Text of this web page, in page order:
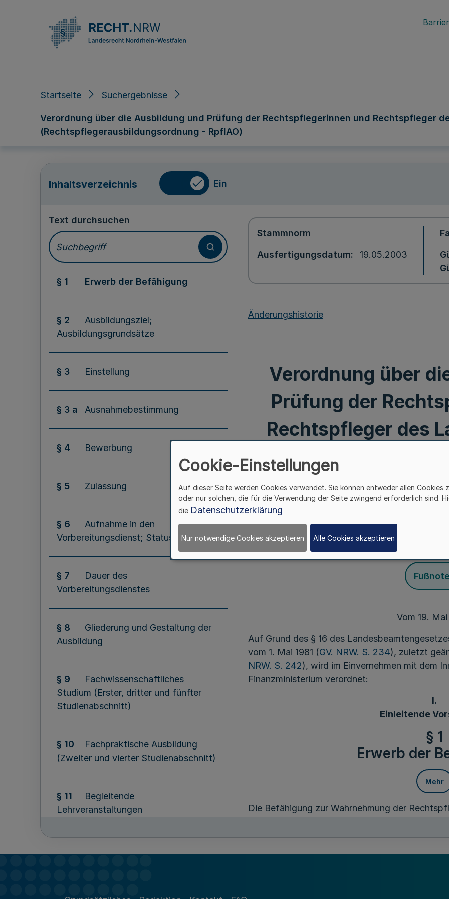
Startseite Suchergebnisse
Verordnung über die Ausbildung und Prüfung der Rechtspflegerinnen und Rechtspfleger
(Rechtspflegerausbildungsordnung - RpflAO)
Inhaltsverzeichnis Ein
Text durchsuchen
§ 1 Erwerb der Befähigung
§ 2
Ausbildungsziel;
Ausbildungsgrundsätze
§ 3 Einstellung
§ 3 a Ausnahmebestimmung
§ 4 Bewerbung
§ 5 Zulassung
§ 6
Aufnahme in den
Vorbereitungsdienst; Status
§ 7
Dauer des
Vorbereitungsdienstes
§ 8
Gliederung und Gestaltung der
Ausbildung
§ 9
Fachwissenschaftliches
Studium (Erster, dritter und fünfter
Studienabschnitt)
§ 10
Fachpraktische Ausbildung
(Zweiter und vierter Studienabschnitt)
§ 11
Begleitende
Lehrveranstaltungen
Stammnorm
Ausfertigungsdatum 19.05.2003
Änderungshistorie
Verordnung über
Prüfung der
Rechtspfleger des
Vom 19.
Auf Grund des § 16 des
vom 1. Mai 1981 (GV. NRW. S. 234), zuletzt
NRW. S. 242), wird im Einvernehmen mit dem
Finanzministerium verordnet:
I.
Einleitende
§ 1
Erwerb der
Mehr
Die Befähigung zur Wahrnehmung der
§ 2
Cookie-Einstellungen
Auf dieser Seite werden Cookies verwendet. Sie können entweder allen Cookies
oder nur solchen, die für die Verwendung der Seite zwingend erforderlich sind.
die Datenschutzerklärung
Nur notwendige Cookies akzeptieren Alle Cookies akzeptieren